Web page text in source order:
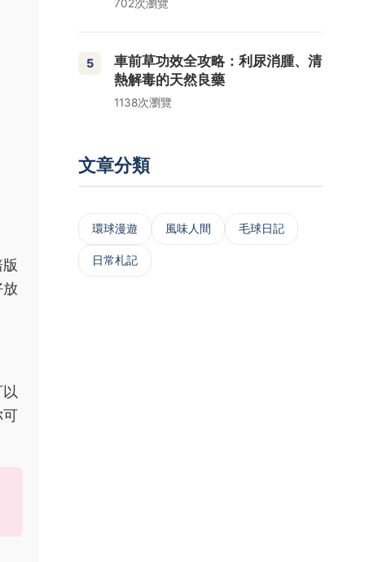
可
702次瀏覽
5
車前草功效全攻略：利尿消腫、清
熱解毒的天然良藥
1138次瀏覽
文章分類
‌環球漫遊 風味人間 毛球日記
日常札記